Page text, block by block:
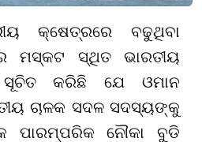
କ୍ଷେତ୍ରରେ ବଢୁଥିବା
ମସ୍କଟ ସ୍ଥିତ ଭାରତୀୟ
ସୂଚିତ କରିଛି ଯେ ଓମାନ
ଚାଳକ ସଦଳ ସଦସ୍ୟଙ୍କୁ
ପାରମ୍ପରିକ ନୌକା ବୁଡି